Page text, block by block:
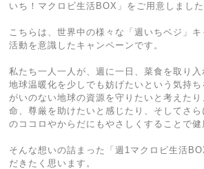
いち！マクロビ生活BOX」をご用意しました
こちらは、世界中の様々な「週いちベジ」
活動を意識したキャンペーンです。
私たち一人一人が、週に一日、菜食を取り
地球温暖化を少しでも妨げたいという気持
がいのない地球の資源を守りたいと考えた
命、尊厳を助けたいと感じたり、そしてさ
のココロやからだにもやさしくすることで健
そんな想いの詰まった「週1マクロビ生活
だきたく思います。